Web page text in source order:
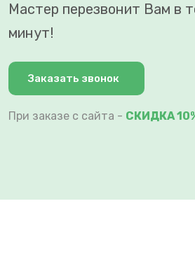
Мастер перезвонит Вам в
минут!
Заказать звонок
При заказе с сайта - СКИДКА